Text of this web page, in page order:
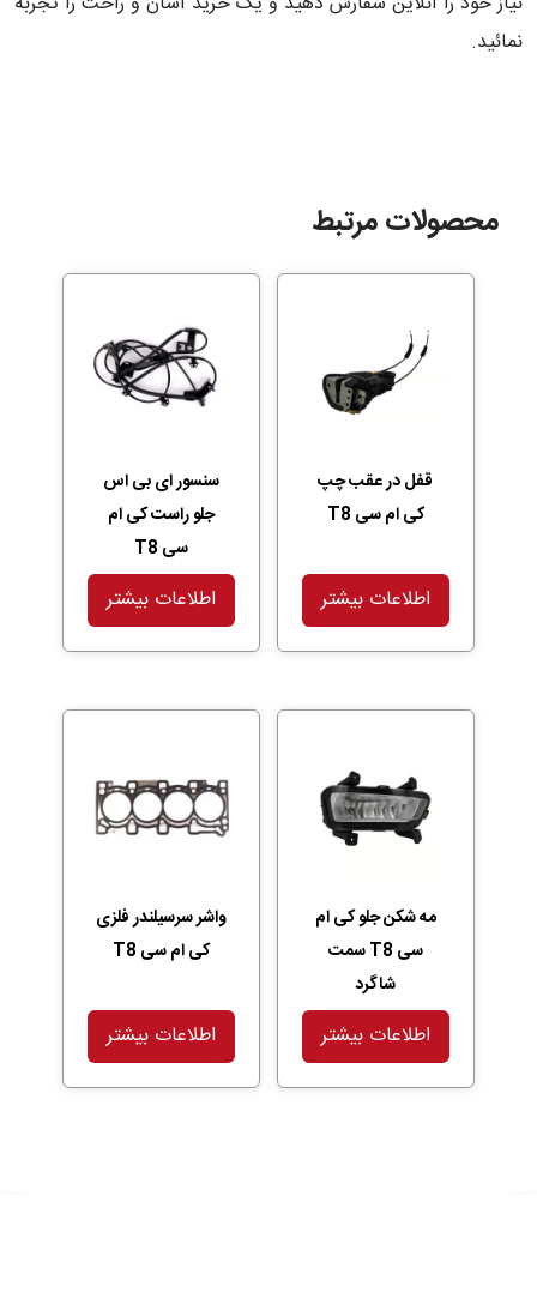
نمائید.
محصولات مرتبط
قفل در عقب چپ
کی ام سی T8
اطلاعات بیشتر
سنسور ای بی اس
جلو راست کی ام
سی T8
اطلاعات بیشتر
مه شکن جلو کی ام
سی T8 سمت
شاگرد
اطلاعات بیشتر
واشر سرسیلندر فلزی
کی ام سی T8
اطلاعات بیشتر